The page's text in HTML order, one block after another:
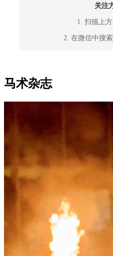
关注
1. 扫描上
2. 在微信中搜
马术杂志